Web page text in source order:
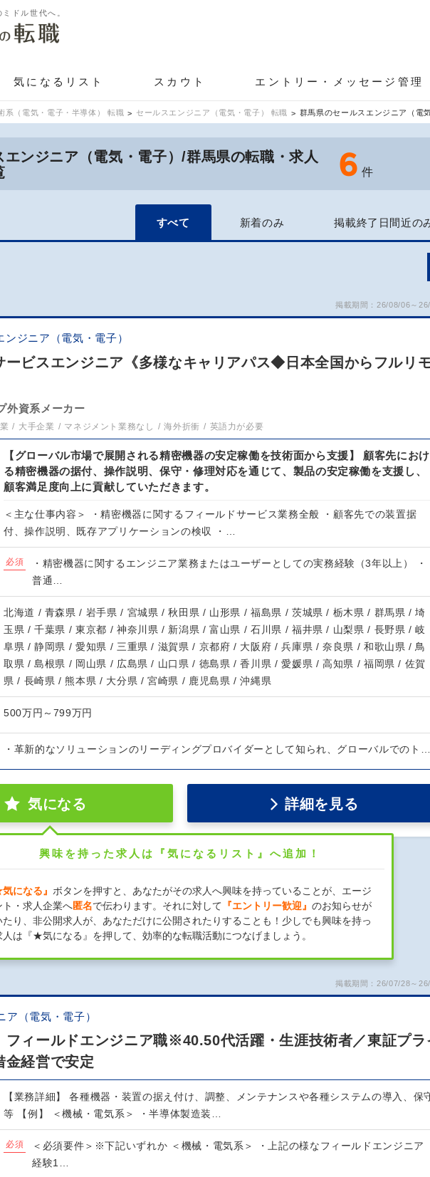
ドル世代へ。
気になるリスト スカウト エントリー・メッセージ管理
系（電気・電子・半導体） 転職 セールスエンジニア（電気・電子） 転職 群馬県のセールスエンジニア（電
エンジニア（電気・電子）/群馬県の転職・求人
6 件
すべて 新着のみ 掲載終了日間近の
掲載期間：26/08/06～
ンジニア（電気・電子）
ービスエンジニア《多様なキャリアパス◆日本全国からフルリ
外資系メーカー
大手企業 マネジメント業務なし 海外折衝 英語力が必要
【グローバル市場で展開される精密機器の安定稼働を技術面から支援】 顧客先におけ
る精密機器の据付、操作説明、保守・修理対応を通じて、製品の安定稼働を支援し、
顧客満足度向上に貢献していただきます。
＜主な仕事内容＞ ・精密機器に関するフィールドサービス業務全般 ・顧客先での装置据
付、操作説明、既存アプリケーションの検収 ・…
必須
・精密機器に関するエンジニア業務またはユーザーとしての実務経験（3年以上） ・
普通…
北海道 / 青森県 / 岩手県 / 宮城県 / 秋田県 / 山形県 / 福島県 / 茨城県 / 栃木県 / 群馬県 / 埼
玉県 / 千葉県 / 東京都 / 神奈川県 / 新潟県 / 富山県 / 石川県 / 福井県 / 山梨県 / 長野県 / 岐
阜県 / 静岡県 / 愛知県 / 三重県 / 滋賀県 / 京都府 / 大阪府 / 兵庫県 / 奈良県 / 和歌山県 / 鳥
取県 / 島根県 / 岡山県 / 広島県 / 山口県 / 徳島県 / 香川県 / 愛媛県 / 高知県 / 福岡県 / 佐賀
県 / 長崎県 / 熊本県 / 大分県 / 宮崎県 / 鹿児島県 / 沖縄県
500万円～799万円
・革新的なソリューションのリーディングプロバイダーとして知られ、グローバルでのト…
気になる 詳細を見る
興味を持った求人は『気になるリスト』へ追加！
気になる』 ボタンを押すと、あなたがその求人へ興味を持っていることが、エージ
ト・求人企業へ匿名で伝わります。それに対して 『エントリー歓迎』 のお知らせが
たり、非公開求人が、あなただけに公開されたりすることも！少しでも興味を持っ
人は『★気になる』を押して、効率的な転職活動につなげましょう。
掲載期間：26/07/28～
ア（電気・電子）
フィールドエンジニア職※40.50代活躍・生涯技術者／東証プラ
金経営で安定
【業務詳細】 各種機器・装置の据え付け、調整、メンテナンスや各種システムの導入、保
等 【例】 ＜機械・電気系＞ ・半導体製造装…
必須
＜必須要件＞※下記いずれか ＜機械・電気系＞ ・上記の様なフィールドエンジニア
経験1…